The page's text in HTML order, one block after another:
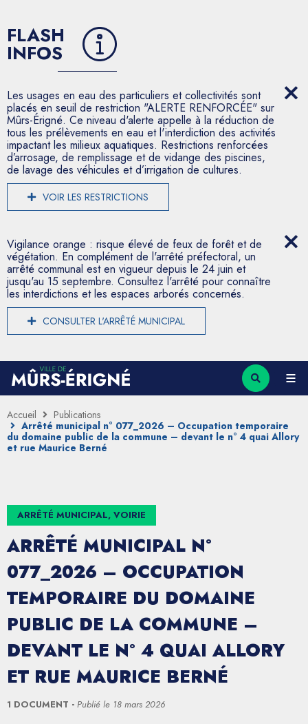
FLASH
INFOS
Les usages en eau des particuliers et collectivités sont
placés en seuil de restriction "ALERTE RENFORCÉE" sur
Mûrs-Érigné. Ce niveau d'alerte appelle à la réduction de
tous les prélèvements en eau et l'interdiction des activités
impactant les milieux aquatiques. Restrictions renforcées
d’arrosage, de remplissage et de vidange des piscines,
de lavage des véhicules et d’irrigation de cultures.
VOIR LES RESTRICTIONS
Vigilance orange : risque élevé de feux de forêt et de
végétation. En complément de l'arrêté préfectoral, un
arrêté communal est en vigueur depuis le 24 juin et
jusqu'au 15 septembre. Consultez l'arrêté pour connaître
les interdictions et les espaces arborés concernés.
CONSULTER L'ARRÊTÉ MUNICIPAL
Accueil
Publications
Arrêté municipal n° 077_2026 – Occupation temporaire
du domaine public de la commune – devant le n° 4 quai Allory
et rue Maurice Berné
ARRÊTÉ MUNICIPAL, VOIRIE
ARRÊTÉ MUNICIPAL N°
077_2026 – OCCUPATION
TEMPORAIRE DU DOMAINE
PUBLIC DE LA COMMUNE –
DEVANT LE N° 4 QUAI ALLORY
ET RUE MAURICE BERNÉ
1 DOCUMENT Publié le 18 mars 2026